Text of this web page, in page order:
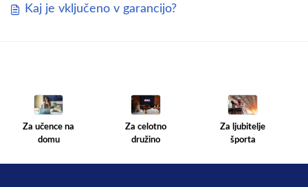
Kaj je vključeno v garancijo?
Za učence na
domu
Za celotno
družino
Za ljubitelje
športa